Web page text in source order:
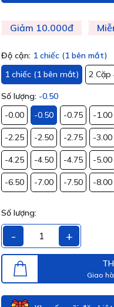
Giảm 10.000đ
Độ cận: 1 chiếc (1 bên mắt)
1 chiếc (1 bên mắt)
2 Cặp
Số lượng: -0.50
-0.00
-0.50 -0.75 -1.00
-2.25 -2.50 -2.75 -3.00
-4.25 -4.50 -4.75 -5.00
-6.50 -7.00 -7.50 -8.00
Số lượng:
- +
Giao